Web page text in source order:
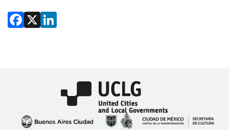
Facebook
X
Imagen
Imagen
Imagen